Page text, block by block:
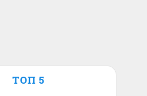
ТОП 5